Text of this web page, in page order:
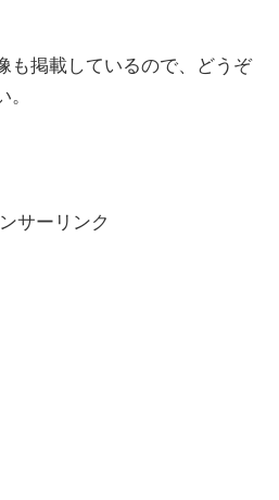
も掲載しているので、どうぞ
サーリンク